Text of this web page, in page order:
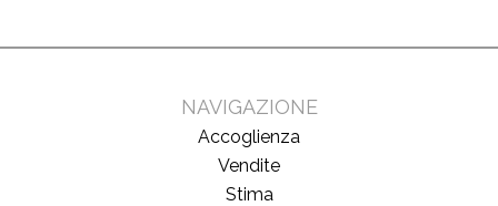
NAVIGAZIONE
Accoglienza
Vendite
Stima